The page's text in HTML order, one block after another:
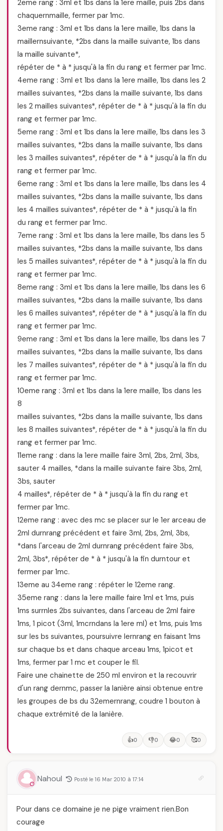
2eme rang : 3ml et 1bs dans la 1ere maille, puis 2bs dans
chaquernmaille, fermer par 1mc.
3eme rang : 3ml et 1bs dans la 1ere maille, 1bs dans la
maillernsuivante, *2bs dans la maille suivante, 1bs dans
la maille suivante*,
répéter de * à * jusqu'à la fin du rang et fermer par 1mc.
4eme rang : 3ml et 1bs dans la 1ere maille, 1bs dans les 2
mailles suivantes, *2bs dans la maille suivante, 1bs dans
les 2 mailles suivantes*, répéter de * à * jusqu'à la fin du
rang et fermer par 1mc.
5eme rang : 3ml et 1bs dans la 1ere maille, 1bs dans les 3
mailles suivantes, *2bs dans la maille suivante, 1bs dans
les 3 mailles suivantes*, répéter de * à * jusqu'à la fin du
rang et fermer par 1mc.
6eme rang : 3ml et 1bs dans la 1ere maille, 1bs dans les 4
mailles suivantes, *2bs dans la maille suivante, 1bs dans
les 4 mailles suivantes*, répéter de * à * jusqu'à la fin
du rang et fermer par 1mc.
7eme rang : 3ml et 1bs dans la 1ere maille, 1bs dans les 5
mailles suivantes, *2bs dans la maille suivante, 1bs dans
les 5 mailles suivantes*, répéter de * à * jusqu'à la fin du
rang et fermer par 1mc.
8eme rang : 3ml et 1bs dans la 1ere maille, 1bs dans les 6
mailles suivantes, *2bs dans la maille suivante, 1bs dans
les 6 mailles suivantes*, répéter de * à * jusqu'à la fin du
rang et fermer par 1mc.
9eme rang : 3ml et 1bs dans la 1ere maille, 1bs dans les 7
mailles suivantes, *2bs dans la maille suivante, 1bs dans
les 7 mailles suivantes*, répéter de * à * jusqu'à la fin du
rang et fermer par 1mc.
10eme rang : 3ml et 1bs dans la 1ere maille, 1bs dans les
8
mailles suivantes, *2bs dans la maille suivante, 1bs dans
les 8 mailles suivantes*, répéter de * à * jusqu'à la fin du
rang et fermer par 1mc.
11eme rang : dans la 1ere maille faire 3ml, 2bs, 2ml, 3bs,
sauter 4 mailles, *dans la maille suivante faire 3bs, 2ml,
3bs, sauter
4 mailles*, répéter de * à * jusqu'à la fin du rang et
fermer par 1mc.
12eme rang : avec des mc se placer sur le 1er arceau de
2ml durnrang précédent et faire 3ml, 2bs, 2ml, 3bs,
*dans l'arceau de 2ml durnrang précédent faire 3bs,
2ml, 3bs*, répéter de * à * jusqu'à la fin durntour et
fermer par 1mc.
13eme au 34eme rang : répéter le 12eme rang.
35eme rang : dans la 1ere maille faire 1ml et 1ms, puis
1ms surrnles 2bs suivantes, dans l'arceau de 2ml faire
1ms, 1 picot (3ml, 1mcrndans la 1ere ml) et 1ms, puis 1ms
sur les bs suivantes, poursuivre lernrang en faisant 1ms
sur chaque bs et dans chaque arceau 1ms, 1picot et
1ms, fermer par 1 mc et couper le fil.
Faire une chainette de 250 ml environ et la recouvrir
d'un rang dernmc, passer la lanière ainsi obtenue entre
les groupes de bs du 32emernrang, coudre 1 bouton à
chaque extrémité de la lanière.
👍0 👎0 😂0 🥰0
Nahoul Posté le 16 Mar 2010 à 17:14
Pour dans ce domaine je ne pige vraiment rien.Bon
courage